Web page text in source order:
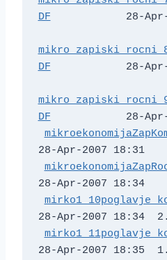
DF
28-
DF
28-
DF
28-
28-Apr-2007
28-Apr-2007
28-Apr-2007 18:34
28-Apr-2007 18:35